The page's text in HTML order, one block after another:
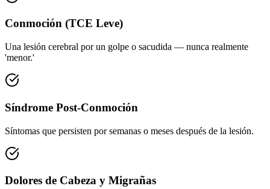
Conmoción (TCE Leve)
Una lesión cerebral por un golpe o sacudida — nunca realmente
'menor.'
Síndrome Post-Conmoción
Síntomas que persisten por semanas o meses después de la lesión.
Dolores de Cabeza y Migrañas